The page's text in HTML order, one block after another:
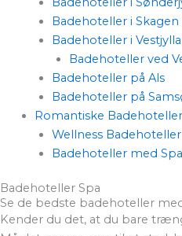
Badehoteller i Skagen
Badehoteller i
Badehoteller ved
Badehoteller på Als
Badehoteller på
Romantiske Badehoteller
Wellness Badehoteller
Badehoteller med Spa
Badehoteller Spa
Se de bedste badehoteller
Kender du det, at du bare